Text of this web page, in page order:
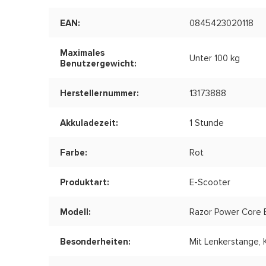
EAN: 0845423020118
Maximales
Benutzergewicht:
Unter 100 kg
Herstellernummer: 13173888
Akkuladezeit: 1 Stunde
Farbe: Rot
Produktart: E-Scooter
Modell: Razor Power Core
Besonderheiten: Mit Lenkerstange,